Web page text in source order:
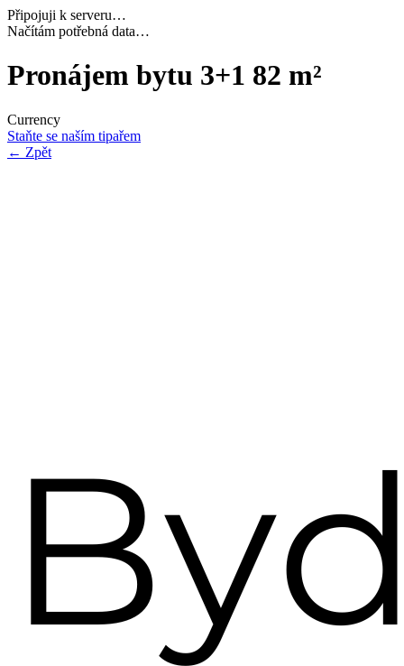
Připojuji k serveru…
Navazuji bezpečné spojení…
Pronájem bytu 3+1 82 m²
Currency
Staňte se naším tipařem
← Zpět